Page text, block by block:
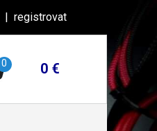
| registrovat
0 0 €